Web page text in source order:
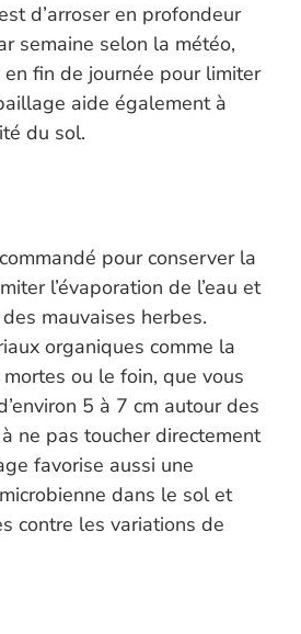
d’arroser en profondeur
semaine selon la météo,
fin de journée pour limiter
aide également à
du sol.
pour conserver la
l’évaporation de l’eau et
mauvaises herbes.
organiques comme la
ou le foin, que vous
5 à 7 cm autour des
ne pas toucher directement
favorise aussi une
dans le sol et
contre les variations de